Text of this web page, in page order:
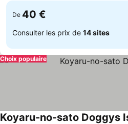
De 40 €
Consulter les prix de 14 sites
Choix populaire
Koyaru-no-sato Doggys